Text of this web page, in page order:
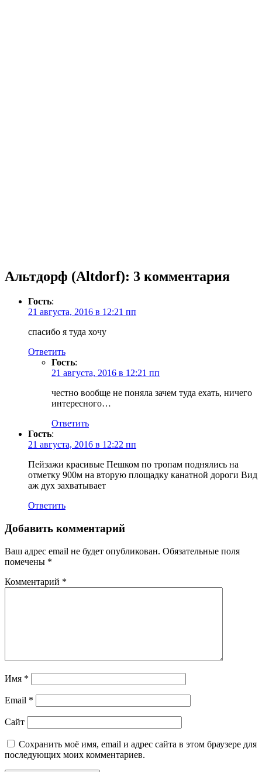
Альтдорф (Altdorf): 3 комментария
Гость:
21 августа, 2016 в 12:21 пп
спасибо я туда хочу
Ответить
Гость:
21 августа, 2016 в 12:21 пп
честно вообще не поняла зачем туда ехать, ничего
интересного…
Ответить
Гость:
21 августа, 2016 в 12:22 пп
Пейзажи красивые Пешком по тропам поднялись на
отметку 900м на вторую площадку канатной дороги Вид
аж дух захватывает
Ответить
Добавить комментарий
Ваш адрес email не будет опубликован. Обязательные поля
помечены *
Комментарий *
Имя *
Email *
Сайт
Сохранить моё имя, email и адрес сайта в этом браузере для
последующих моих комментариев.